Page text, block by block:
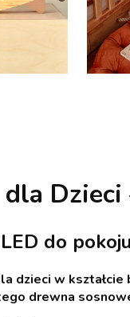
do
dzieci w kształcie
drewna